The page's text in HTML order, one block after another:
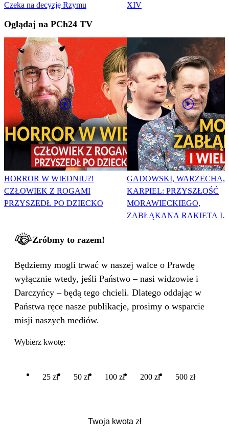
Czeka na decyzję Rzymu
XIV
Oglądaj na PCh24 TV
HORROR W WIEDNIU?!
CZŁOWIEK Z ROGAMI
PRZYSZEDŁ PO DZIECKO
GADOWSKI, WARZECHA,
KARPIEL: PRZYSZŁOŚĆ
MORAWIECKIEGO,
ZABŁĄKANA RAKIETA I
Zróbmy to razem!
Będziemy mogli trwać w naszej walce o Prawdę
wyłącznie wtedy, jeśli Państwo – nasi widzowie i
Darczyńcy – będą tego chcieli. Dlatego oddając w
Państwa ręce nasze publikacje, prosimy o wsparcie
misji naszych mediów.
Wybierz kwotę:
25 zł 50 zł 100 zł 200 zł 500 zł